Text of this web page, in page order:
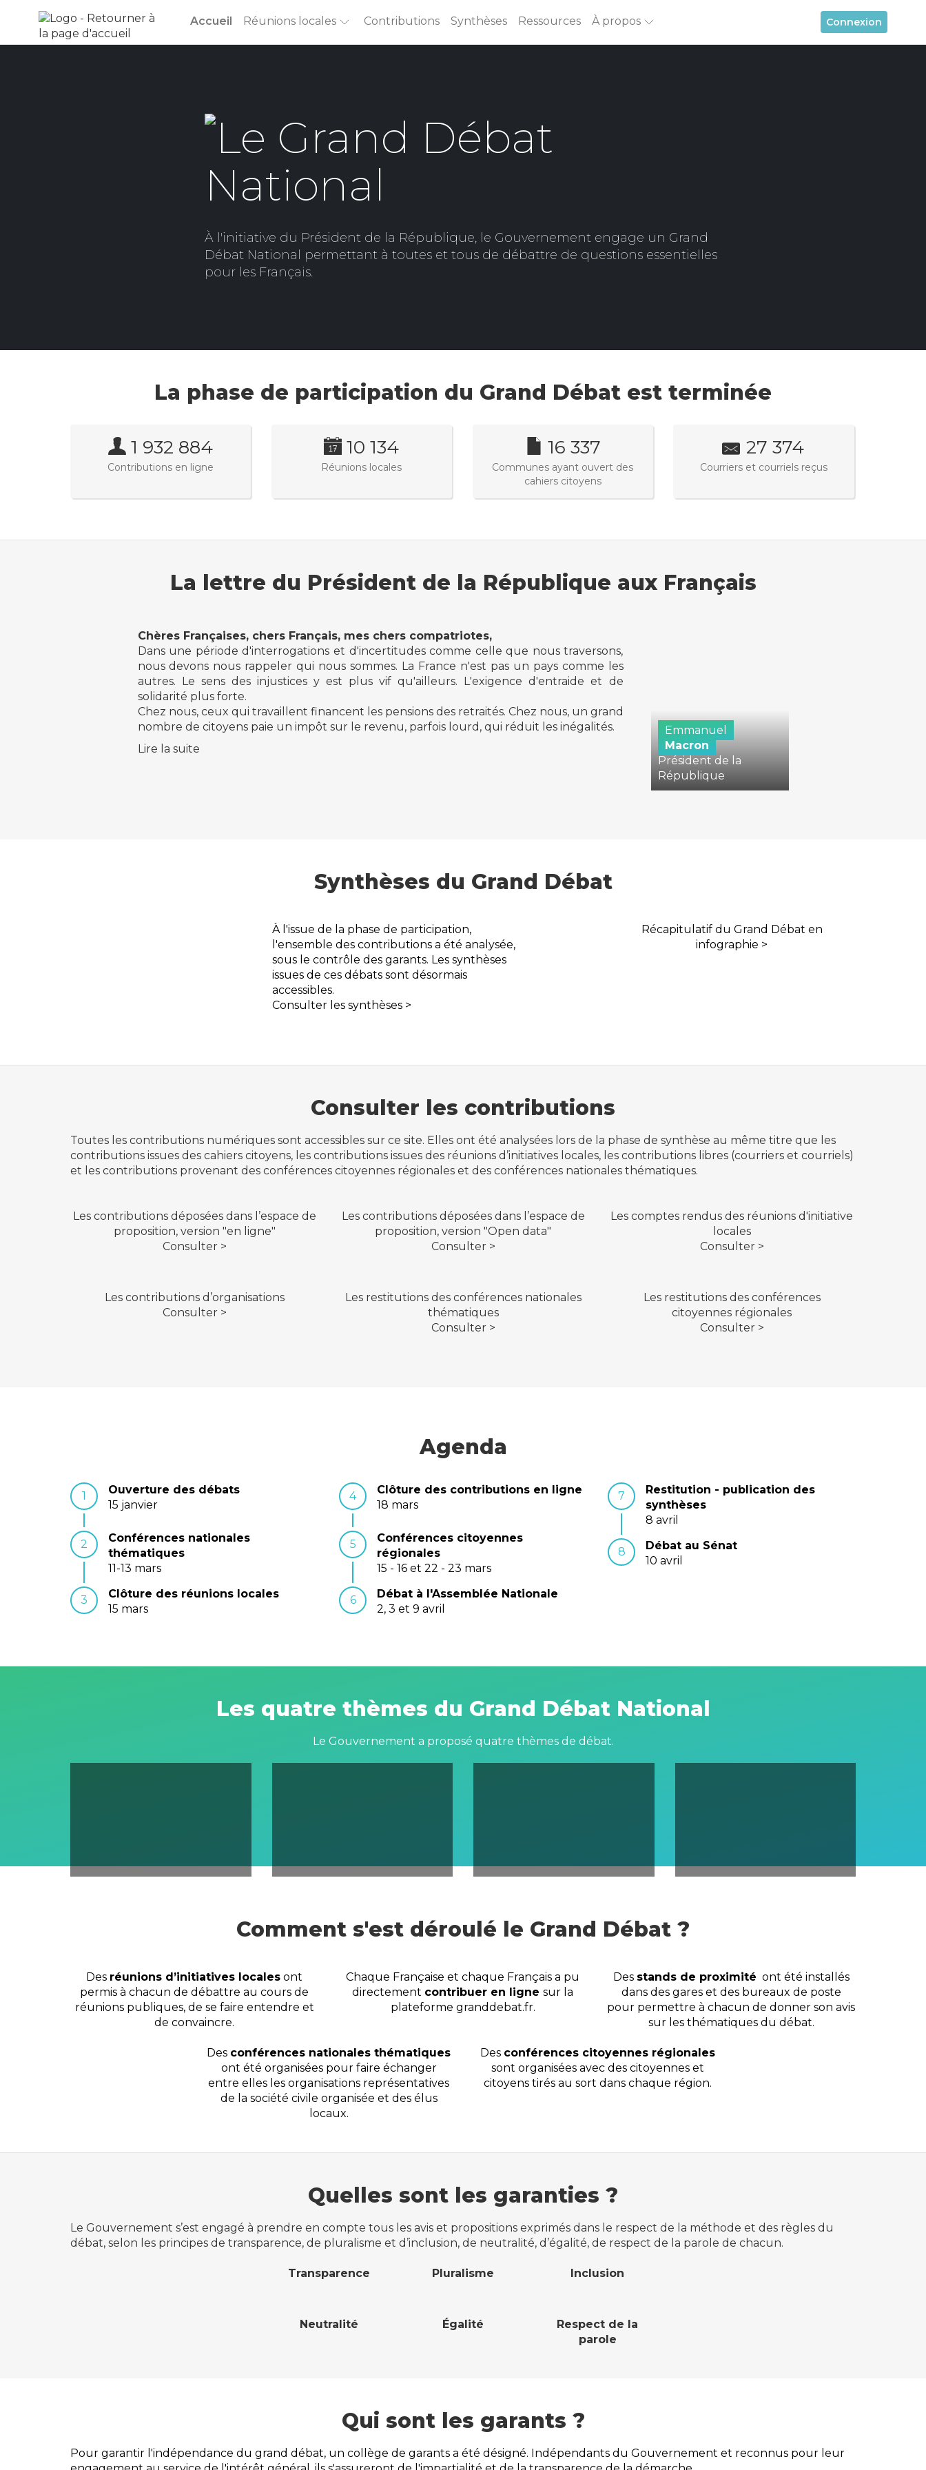
Aller au menu Aller au contenu
Accueil Réunions locales Contributions Synthèses Ressources À propos Connexion
À l'initiative du Président de la République, le Gouvernement engage un Grand
Débat National permettant à toutes et tous de débattre de questions essentielles
pour les Français.
La phase de participation du Grand Débat est terminée
1 932 884
Contributions en ligne
10 134
Réunions locales
16 337
Communes ayant ouvert des
cahiers citoyens
27 374
Courriers et courriels reçus
La lettre du Président de la République aux Français
Emmanuel
Macron
Président de la
République
Chères Françaises, chers Français, mes chers compatriotes,
Dans une période d'interrogations et d'incertitudes comme celle que nous traversons,
nous devons nous rappeler qui nous sommes. La France n'est pas un pays comme les
autres. Le sens des injustices y est plus vif qu'ailleurs. L'exigence d'entraide et de
solidarité plus forte.
Chez nous, ceux qui travaillent financent les pensions des retraités. Chez nous, un grand
nombre de citoyens paie un impôt sur le revenu, parfois lourd, qui réduit les inégalités.
Lire la suite
Synthèses du Grand Débat
À l'issue de la phase de participation,
l'ensemble des contributions a été analysée,
sous le contrôle des garants. Les synthèses
issues de ces débats sont désormais
accessibles.
Consulter les synthèses >
Récapitulatif du Grand Débat en
infographie >
Consulter les contributions
Toutes les contributions numériques sont accessibles sur ce site. Elles ont été analysées lors de la phase de synthèse au même titre que les
contributions issues des cahiers citoyens, les contributions issues des réunions d’initiatives locales, les contributions libres (courriers et courriels)
et les contributions provenant des conférences citoyennes régionales et des conférences nationales thématiques.
Les contributions déposées dans l’espace de
proposition, version "en ligne"
Consulter >
Les contributions déposées dans l’espace de
proposition, version "Open data"
Consulter >
Les comptes rendus des réunions d'initiative
locales
Consulter >
Les contributions d’organisations
Consulter >
Les restitutions des conférences nationales
thématiques
Consulter >
Les restitutions des conférences
citoyennes régionales
Consulter >
Agenda
1
Ouverture des débats
15 janvier
2
Conférences nationales
thématiques
11-13 mars
3
Clôture des réunions locales
15 mars
4
Clôture des contributions en ligne
18 mars
5
Conférences citoyennes
régionales
15 - 16 et 22 - 23 mars
6
Débat à l'Assemblée Nationale
2, 3 et 9 avril
7
Restitution - publication des
synthèses
8 avril
8
Débat au Sénat
10 avril
Les quatre thèmes du Grand Débat National
Le Gouvernement a proposé quatre thèmes de débat.
Comment s'est déroulé le Grand Débat ?
Des réunions d’initiatives locales ont
permis à chacun de débattre au cours de
réunions publiques, de se faire entendre et
de convaincre.
Chaque Française et chaque Français a pu
directement contribuer en lignesur la
plateforme granddebat.fr.
Des stands de proximité ont été installés
dans des gares et des bureaux de poste
pour permettre à chacun de donner son avis
sur les thématiques du débat.
Des conférences nationales thématiques
ont été organisées pour faire échanger
entre elles les organisations représentatives
de la société civile organisée et des élus
locaux.
Des conférences citoyennes régionales
sont organisées avec des citoyennes et
citoyens tirés au sort dans chaque région.
Quelles sont les garanties ?
Le Gouvernement s’est engagé à prendre en compte tous les avis et propositions exprimés dans le respect de la méthode et des règles du
débat, selon les principes de transparence, de pluralisme et d’inclusion, de neutralité, d’égalité, de respect de la parole de chacun.
Transparence Pluralisme Inclusion
Neutralité Égalité
Respect de la
parole
Qui sont les garants ?
Pour garantir l'indépendance du grand débat, un collège de garants a été désigné. Indépendants du Gouvernement et reconnus pour leur